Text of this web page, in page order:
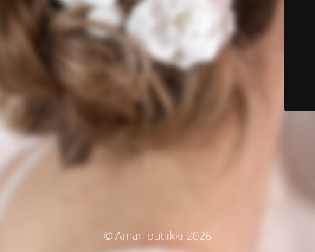
© Aman putiikki 2026